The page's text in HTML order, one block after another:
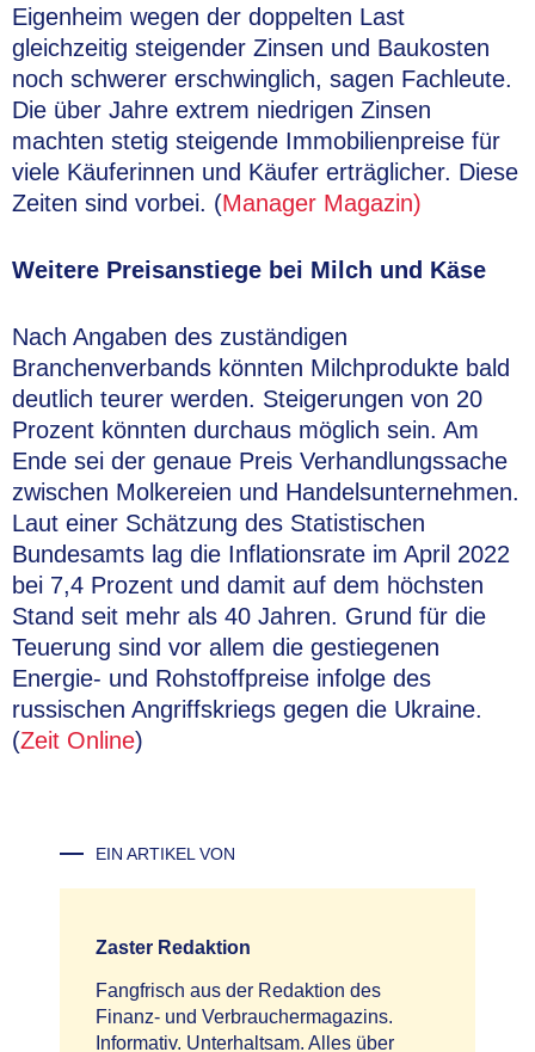
Eigenheim wegen der doppelten Last
gleichzeitig steigender Zinsen und Baukosten
noch schwerer erschwinglich, sagen Fachleute.
Die über Jahre extrem niedrigen Zinsen
machten stetig steigende Immobilienpreise für
viele Käuferinnen und Käufer erträglicher. Diese
Zeiten sind vorbei. (Manager Magazin)
Weitere Preisanstiege bei Milch und Käse
Nach Angaben des zuständigen
Branchenverbands könnten Milchprodukte bald
deutlich teurer werden. Steigerungen von 20
Prozent könnten durchaus möglich sein. Am
Ende sei der genaue Preis Verhandlungssache
zwischen Molkereien und Handelsunternehmen.
Laut einer Schätzung des Statistischen
Bundesamts lag die Inflationsrate im April 2022
bei 7,4 Prozent und damit auf dem höchsten
Stand seit mehr als 40 Jahren. Grund für die
Teuerung sind vor allem die gestiegenen
Energie- und Rohstoffpreise infolge des
russischen Angriffskriegs gegen die Ukraine.
(Zeit Online)
EIN ARTIKEL VON
Zaster Redaktion
Fangfrisch aus der Redaktion des
Finanz- und Verbrauchermagazins.
Informativ. Unterhaltsam. Alles über